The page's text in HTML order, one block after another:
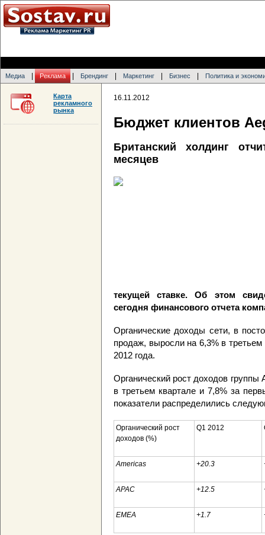
Медиа Реклама Брендинг Маркетинг Бизнес Политика и
16.11.2012
Бюджет клиентов
Британский холдинг
месяцев
текущей ставке. Об этом
сегодня финансового отчета
Органические доходы сети, в
продаж, выросли на 6,3% в
2012 года.
Органический рост доходов группы
в третьем квартале и 7,8% за
показатели распределились
Органический рост
доходов (%)
Q1 2012
Americas +20.3
APAC +12.5
EMEA +1.7
Карта
рекламного
рынка